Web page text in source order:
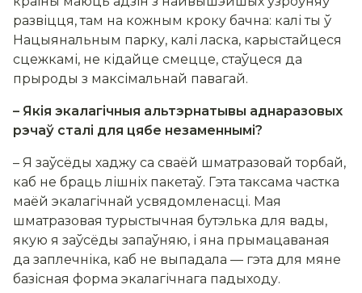
развіцця, там на кожным кроку бачна: калі ты ў
Нацыянальным парку, калі ласка, карыстайцеся
сцежкамі, не кідайце смецце, стаўцеся да
прыроды з максімальнай павагай.
– Якія экалагічныя альтэрнатывы аднаразовых
рэчаў сталі для цябе незаменнымі?
– Я заўсёды хаджу са сваёй шматразовай торбай,
каб не браць лішніх пакетаў. Гэта таксама частка
маёй экалагічнай усвядомленасці. Мая
шматразовая турыстычная бутэлька для вады,
якую я заўсёды запаўняю, і яна прымацаваная
да заплечніка, каб не выпадала — гэта для мяне
базісная форма экалагічнага падыходу.